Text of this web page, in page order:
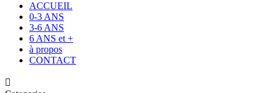
ACCUEIL
0-3 ANS
3-6 ANS
6 ANS et +
à propos
CONTACT
